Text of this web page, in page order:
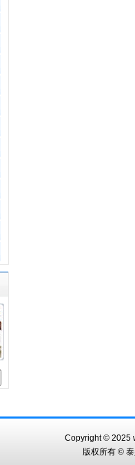
Copyright © 2025
版权所有 ©